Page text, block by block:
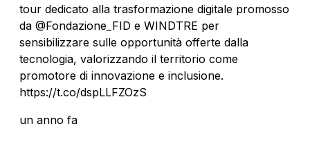
tour dedicato alla trasformazione digitale promosso
da @Fondazione_FID e WINDTRE per
sensibilizzare sulle opportunità offerte dalla
tecnologia, valorizzando il territorio come
promotore di innovazione e inclusione.
https://t.co/dspLLFZOzS
un anno fa